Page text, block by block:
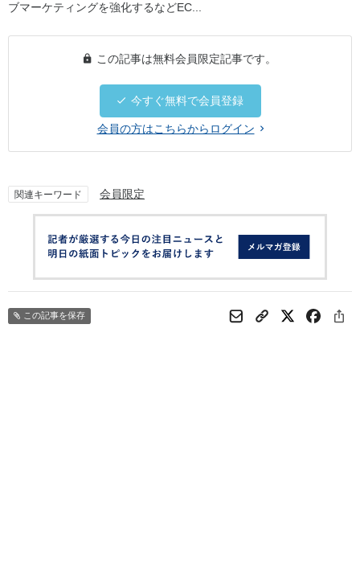
ブマーケティングを強化するなどEC...
この記事は無料会員限定記事です。
今すぐ無料で会員登録
会員の方はこちらからログイン
関連キーワード 会員限定
この記事を保存